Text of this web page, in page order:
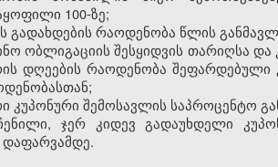
100-ზე;
გადახდების რაოდენობა წლის
ობლიგაციის შესყიდვის თარიღსა
დღეების რაოდენობა შეფარდებული
კუპონური შემოსავლის საპროცენტო
ჯერ კიდევ გადაუხდელი